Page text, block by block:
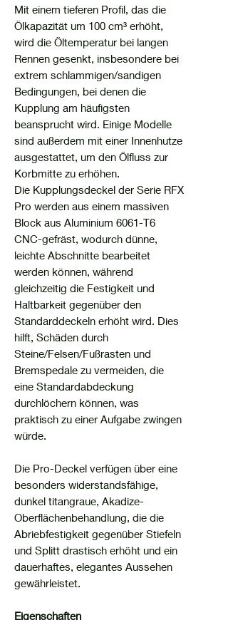
Mit einem tieferen Profil, das die
Ölkapazität um 100 cm³ erhöht,
wird die Öltemperatur bei langen
Rennen gesenkt, insbesondere bei
extrem schlammigen/sandigen
Bedingungen, bei denen die
Kupplung am häufigsten
beansprucht wird. Einige Modelle
sind außerdem mit einer Innenhutze
ausgestattet, um den Ölfluss zur
Korbmitte zu erhöhen.
Die Kupplungsdeckel der Serie RFX
Pro werden aus einem massiven
Block aus Aluminium 6061-T6
CNC-gefräst, wodurch dünne,
leichte Abschnitte bearbeitet
werden können, während
gleichzeitig die Festigkeit und
Haltbarkeit gegenüber den
Standarddeckeln erhöht wird. Dies
hilft, Schäden durch
Steine/Felsen/Fußrasten und
Bremspedale zu vermeiden, die
eine Standardabdeckung
durchlöchern können, was
praktisch zu einer Aufgabe zwingen
würde.
Die Pro-Deckel verfügen über eine
besonders widerstandsfähige,
dunkel titangraue, Akadize-
Oberflächenbehandlung, die die
Abriebfestigkeit gegenüber Stiefeln
und Splitt drastisch erhöht und ein
dauerhaftes, elegantes Aussehen
gewährleistet.
Eigenschaften